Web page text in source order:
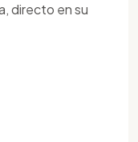
directo en su